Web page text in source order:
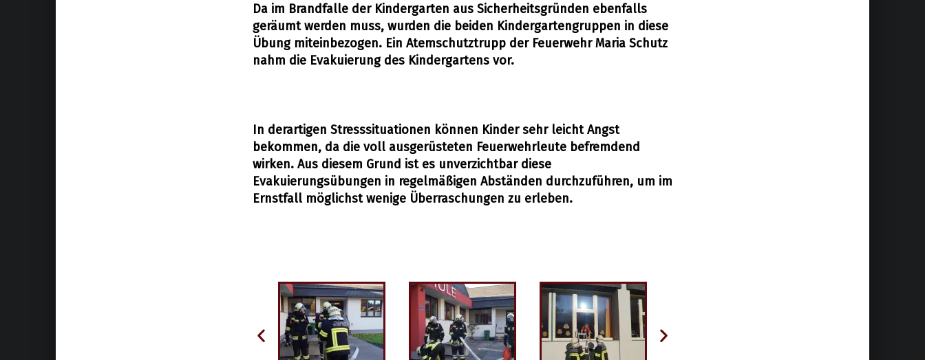
Da im Brandfalle der Kindergarten aus Sicherheitsgründen ebenfalls
geräumt werden muss, wurden die beiden Kindergartengruppen in diese
Übung miteinbezogen. Ein Atemschutztrupp der Feuerwehr Maria Schutz
nahm die Evakuierung des Kindergartens vor.
In derartigen Stresssituationen können Kinder sehr leicht Angst
bekommen, da die voll ausgerüsteten Feuerwehrleute befremdend
wirken. Aus diesem Grund ist es unverzichtbar diese
Evakuierungsübungen in regelmäßigen Abständen durchzuführen, um im
Ernstfall möglichst wenige Überraschungen zu erleben.